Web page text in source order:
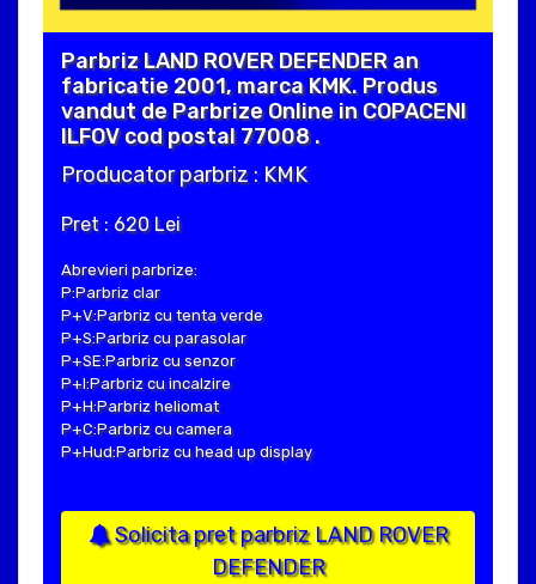
Parbriz LAND ROVER DEFENDER an
fabricatie 2001, marca KMK. Produs
vandut de Parbrize Online in COPACENI
ILFOV cod postal 77008 .
Producator parbriz : KMK
Pret : 620 Lei
Abrevieri parbrize:
P:Parbriz clar
P+V:Parbriz cu tenta verde
P+S:Parbriz cu parasolar
P+SE:Parbriz cu senzor
P+I:Parbriz cu incalzire
P+H:Parbriz heliomat
P+C:Parbriz cu camera
P+Hud:Parbriz cu head up display
Solicita pret parbriz LAND ROVER
DEFENDER